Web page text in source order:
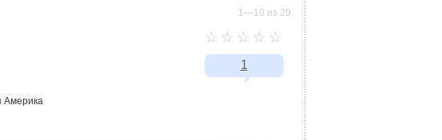
1—10 из 29.
1
Америка